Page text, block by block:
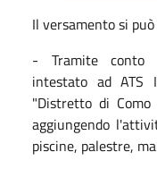
Il versamento si
- Tramite conto
intestato ad ATS
"Distretto di
aggiungendo
piscine, palestre,